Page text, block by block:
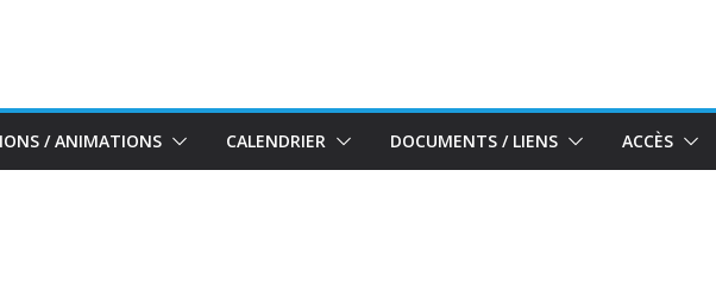
/ ANIMATIONS CALENDRIER DOCUMENTS / LIENS ACCÈS